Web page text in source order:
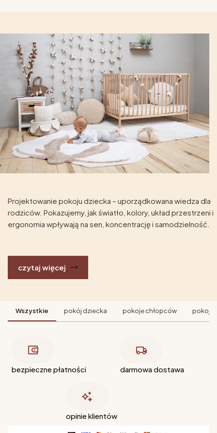
Projektowanie pokoju dziecka – uporządkowana wiedza dla
rodziców. Pokazujemy, jak światło, kolory, układ przestrzeni i
ergonomia wpływają na sen, koncentrację i samodzielność.
czytaj więcej
Wszystkie pokój dziecka pokoje chłopców pokoje
bezpieczne płatności darmowa dostawa
opinie klientów